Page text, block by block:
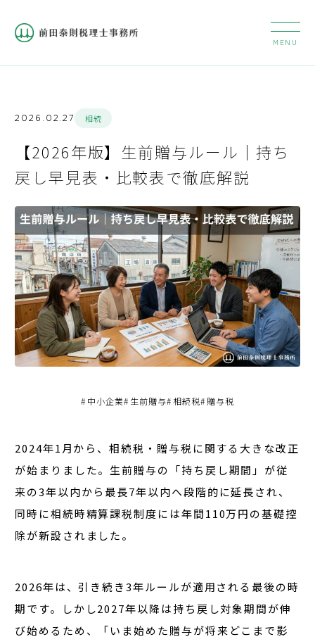
2026.02.27 相続
【2026年版】生前贈与ルール｜持ち
戻し早見表・比較表で徹底解説
# 中小企業# 生前贈与#相続税# 贈与税
2024年1月から、相続税・贈与税に関する大きな改正
が始まりました。生前贈与の「持ち戻し期間」が従
来の3年以内から最長7年以内へ段階的に延長され、
同時に相続時精算課税制度には年間110万円の基礎控
除が新設 されました。
2026年は、引き続き3年ルールが適用される最後の時
期です。しかし2027年以降は持ち戻し対象期間が伸
び始めるため、「いま始めた贈与が将来どこまで影